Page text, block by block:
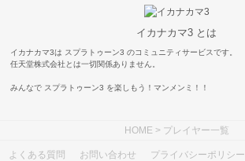
イカナカマ3 とは
イカナカマ3は スプラトゥーン3 のコミュニティサービスです。
任天堂株式会社とは一切関係ありません。
みんなで スプラトゥーン3 を楽しもう！マンメンミ！！
HOME> プレイヤー一覧
よくある質問 お問い合わせ プライバシーポリシー